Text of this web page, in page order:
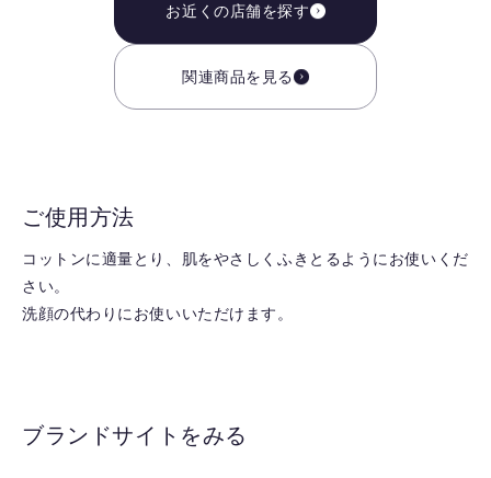
お近くの店舗を探す
関連商品を見る
ご使用方法
コットンに適量とり、肌をやさしくふきとるようにお使いくだ
さい。
洗顔の代わりにお使いいただけます。
ブランドサイトをみる